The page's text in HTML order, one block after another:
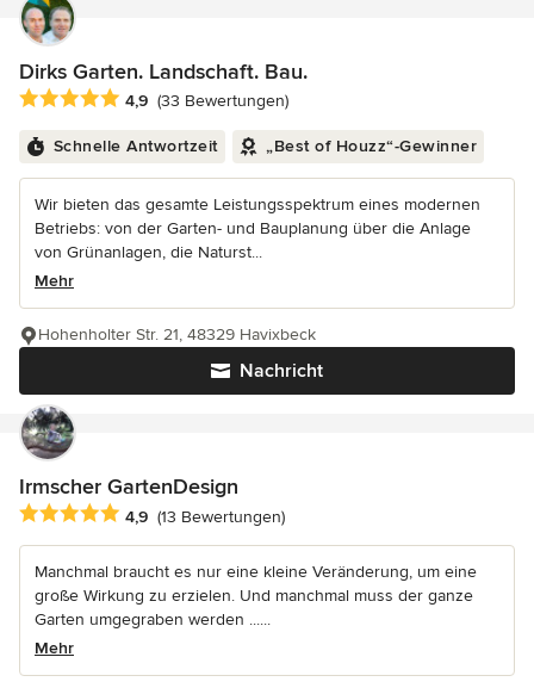
Dirks Garten. Landschaft. Bau.
Durchschnittliche Bewertung: 4.9 von 5 Sternen
4,9 (33 Bewertungen)
Schnelle Antwortzeit „Best of Houzz“-Gewinner
Wir bieten das gesamte Leistungsspektrum eines modernen
Betriebs: von der Garten- und Bauplanung über die Anlage
von Grünanlagen, die Naturst...
Mehr
Nachricht
Hohenholter Str. 21, 48329 Havixbeck
Irmscher GartenDesign
Durchschnittliche Bewertung: 4.9 von 5 Sternen
4,9 (13 Bewertungen)
Manchmal braucht es nur eine kleine Veränderung, um eine
große Wirkung zu erzielen. Und manchmal muss der ganze
Garten umgegraben werden ......
Mehr